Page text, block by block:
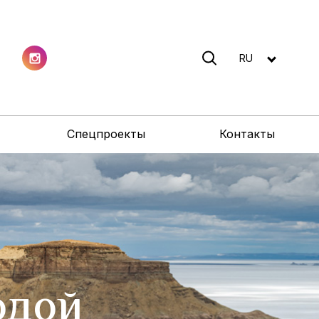
RU
Спецпроекты Контакты